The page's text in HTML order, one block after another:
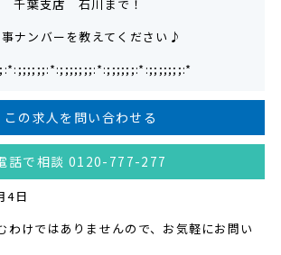
千葉支店 石川まで！
ナンバーを教えてください♪
この求人を問い合わせる
話で相談 0120-777-277
4日
けではありませんので、お気軽にお問い